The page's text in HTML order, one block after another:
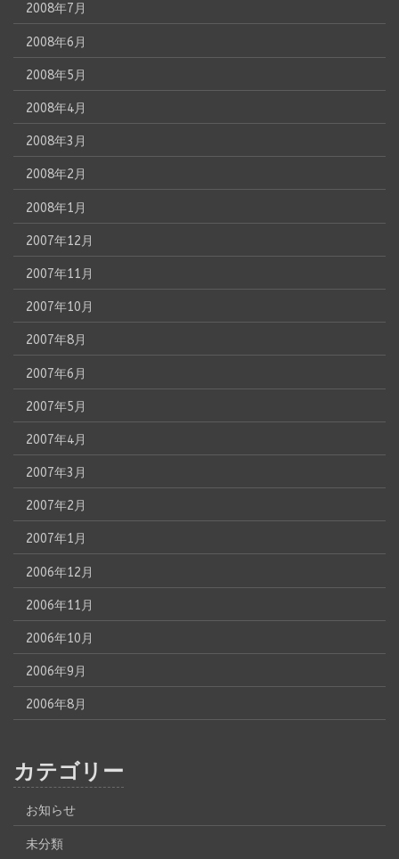
2008年7月
2008年6月
2008年5月
2008年4月
2008年3月
2008年2月
2008年1月
2007年12月
2007年11月
2007年10月
2007年8月
2007年6月
2007年5月
2007年4月
2007年3月
2007年2月
2007年1月
2006年12月
2006年11月
2006年10月
2006年9月
2006年8月
カテゴリー
お知らせ
未分類